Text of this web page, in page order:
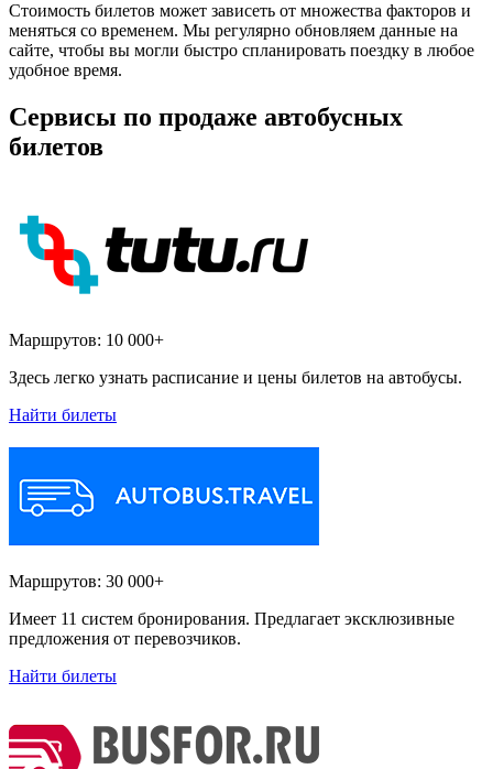
Стоимость билетов может зависеть от множества факторов и
меняться со временем. Мы регулярно обновляем данные на
сайте, чтобы вы могли быстро спланировать поездку в любое
удобное время.
Сервисы по продаже автобусных
билетов
Маршрутов: 10 000+
Здесь легко узнать расписание и цены билетов на автобусы.
Найти билеты
Маршрутов: 30 000+
Имеет 11 систем бронирования. Предлагает эксклюзивные
предложения от перевозчиков.
Найти билеты